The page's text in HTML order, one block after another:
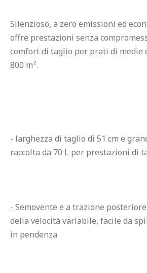
Silenzioso, a zero emissioni ed
offre prestazioni senza
comfort di taglio per prati di medie
800 m².
- larghezza di taglio di 51 cm e
raccolta da 70 L per prestazioni di
- Semovente e a trazione
della velocità variabile, facile da
in pendenza